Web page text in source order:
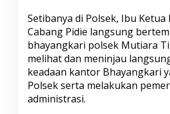
a
n
t
i
n
M
Setibanya di Polsek, Ibu
Cabang Pidie langsung
bhayangkari polsek Mutiara
melihat dan meninjau
keadaan kantor Bhayangkari
Polsek serta melakukan
administrasi.